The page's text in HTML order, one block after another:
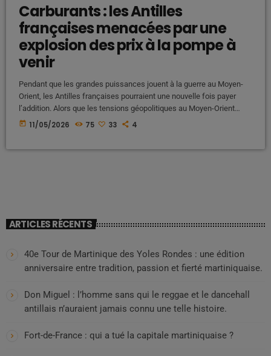
Carburants : les Antilles
françaises menacées par une
explosion des prix à la pompe à
venir
Pendant que les grandes puissances jouent à la guerre au Moyen-
Orient, les Antilles françaises pourraient une nouvelle fois payer
l’addition. Alors que les tensions géopolitiques au Moyen-Orient
continuent d’inquiéter les marchés mondiaux, un scénario redouté
today 11/05/2026 75 33 4
ARTICLES RÉCENTS
40e Tour de Martinique des Yoles Rondes : une édition
anniversaire entre tradition, passion et fierté martiniquaise.
Don Miguel : l’homme sans qui le reggae et le dancehall
antillais n’auraient jamais connu une telle histoire.
Fort-de-France : qui a tué la capitale martiniquaise ?